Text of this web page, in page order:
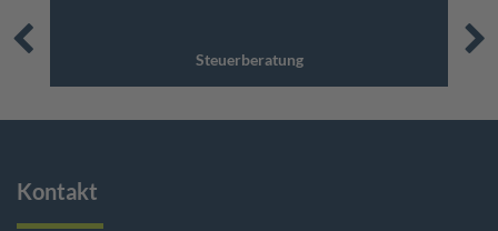
Steuerberatung
Kontakt